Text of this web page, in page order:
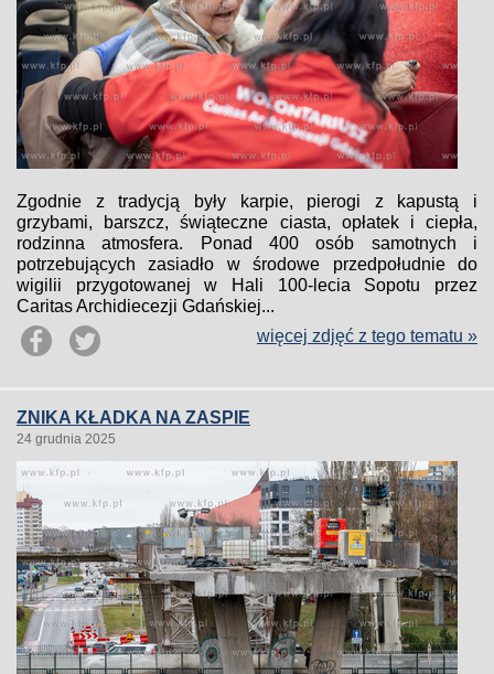
Zgodnie z tradycją były karpie, pierogi z kapustą i
grzybami, barszcz, świąteczne ciasta, opłatek i ciepła,
rodzinna atmosfera. Ponad 400 osób samotnych i
potrzebujących zasiadło w środowe przedpołudnie do
wigilii przygotowanej w Hali 100-lecia Sopotu przez
Caritas Archidiecezji Gdańskiej...
więcej zdjęć z tego tematu »
ZNIKA KŁADKA NA ZASPIE
24 grudnia 2025